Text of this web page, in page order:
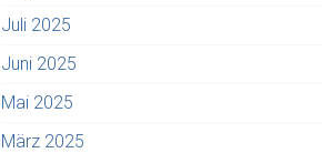
Juli 2025
Juni 2025
Mai 2025
März 2025